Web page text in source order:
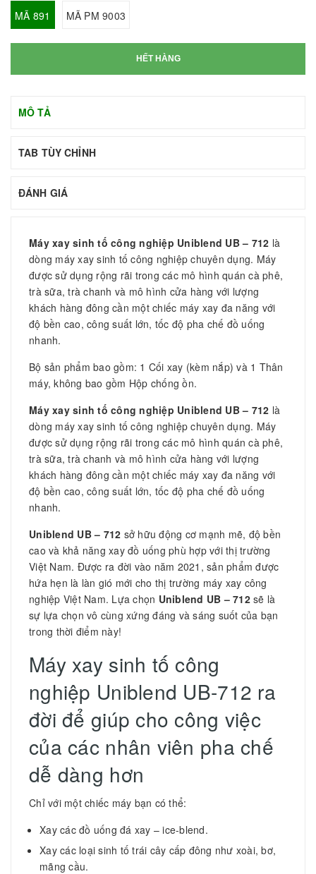
MÃ 891 MÃ PM 9003
HẾT HÀNG
MÔ TẢ
TAB TÙY CHỈNH
ĐÁNH GIÁ
Máy xay sinh tố công nghiệp Uniblend UB – 712 là
dòng máy xay sinh tố công nghiệp chuyên dụng. Máy
được sử dụng rộng rãi trong các mô hình quán cà phê,
trà sữa, trà chanh và mô hình cửa hàng với lượng
khách hàng đông cần một chiếc máy xay đa năng với
độ bền cao, công suất lớn, tốc độ pha chế đồ uống
nhanh.
Bộ sản phẩm bao gồm: 1 Cối xay (kèm nắp) và 1 Thân
máy, không bao gồm Hộp chống ồn.
Máy xay sinh tố công nghiệp Uniblend UB – 712 là
dòng máy xay sinh tố công nghiệp chuyên dụng. Máy
được sử dụng rộng rãi trong các mô hình quán cà phê,
trà sữa, trà chanh và mô hình cửa hàng với lượng
khách hàng đông cần một chiếc máy xay đa năng với
độ bền cao, công suất lớn, tốc độ pha chế đồ uống
nhanh.
Uniblend UB – 712 sở hữu động cơ mạnh mẽ, độ bền
cao và khả năng xay đồ uống phù hợp với thị trường
Việt Nam. Được ra đời vào năm 2021, sản phẩm được
hứa hẹn là làn gió mới cho thị trường máy xay công
nghiệp Việt Nam. Lựa chọn Uniblend UB – 712sẽ là
sự lựa chọn vô cùng xứng đáng và sáng suốt của bạn
trong thời điểm này!
Máy xay sinh tố công
nghiệp Uniblend UB-712 ra
đời để giúp cho công việc
của các nhân viên pha chế
dễ dàng hơn
Chỉ với một chiếc máy bạn có thể:
Xay các đồ uống đá xay – ice-blend.
Xay các loại sinh tố trái cây cấp đông như xoài, bơ,
mãng cầu.